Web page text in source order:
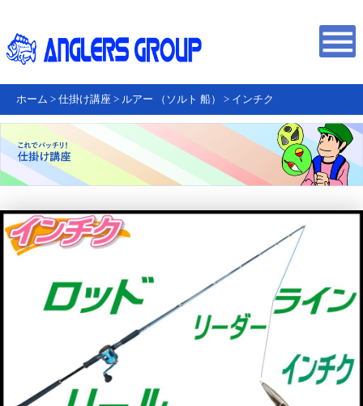
ホーム > 仕掛け講座 > ルアー （ソルト 船） > インチク